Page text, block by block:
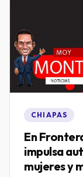
CHIAPAS
En
impulsa
mujeres y